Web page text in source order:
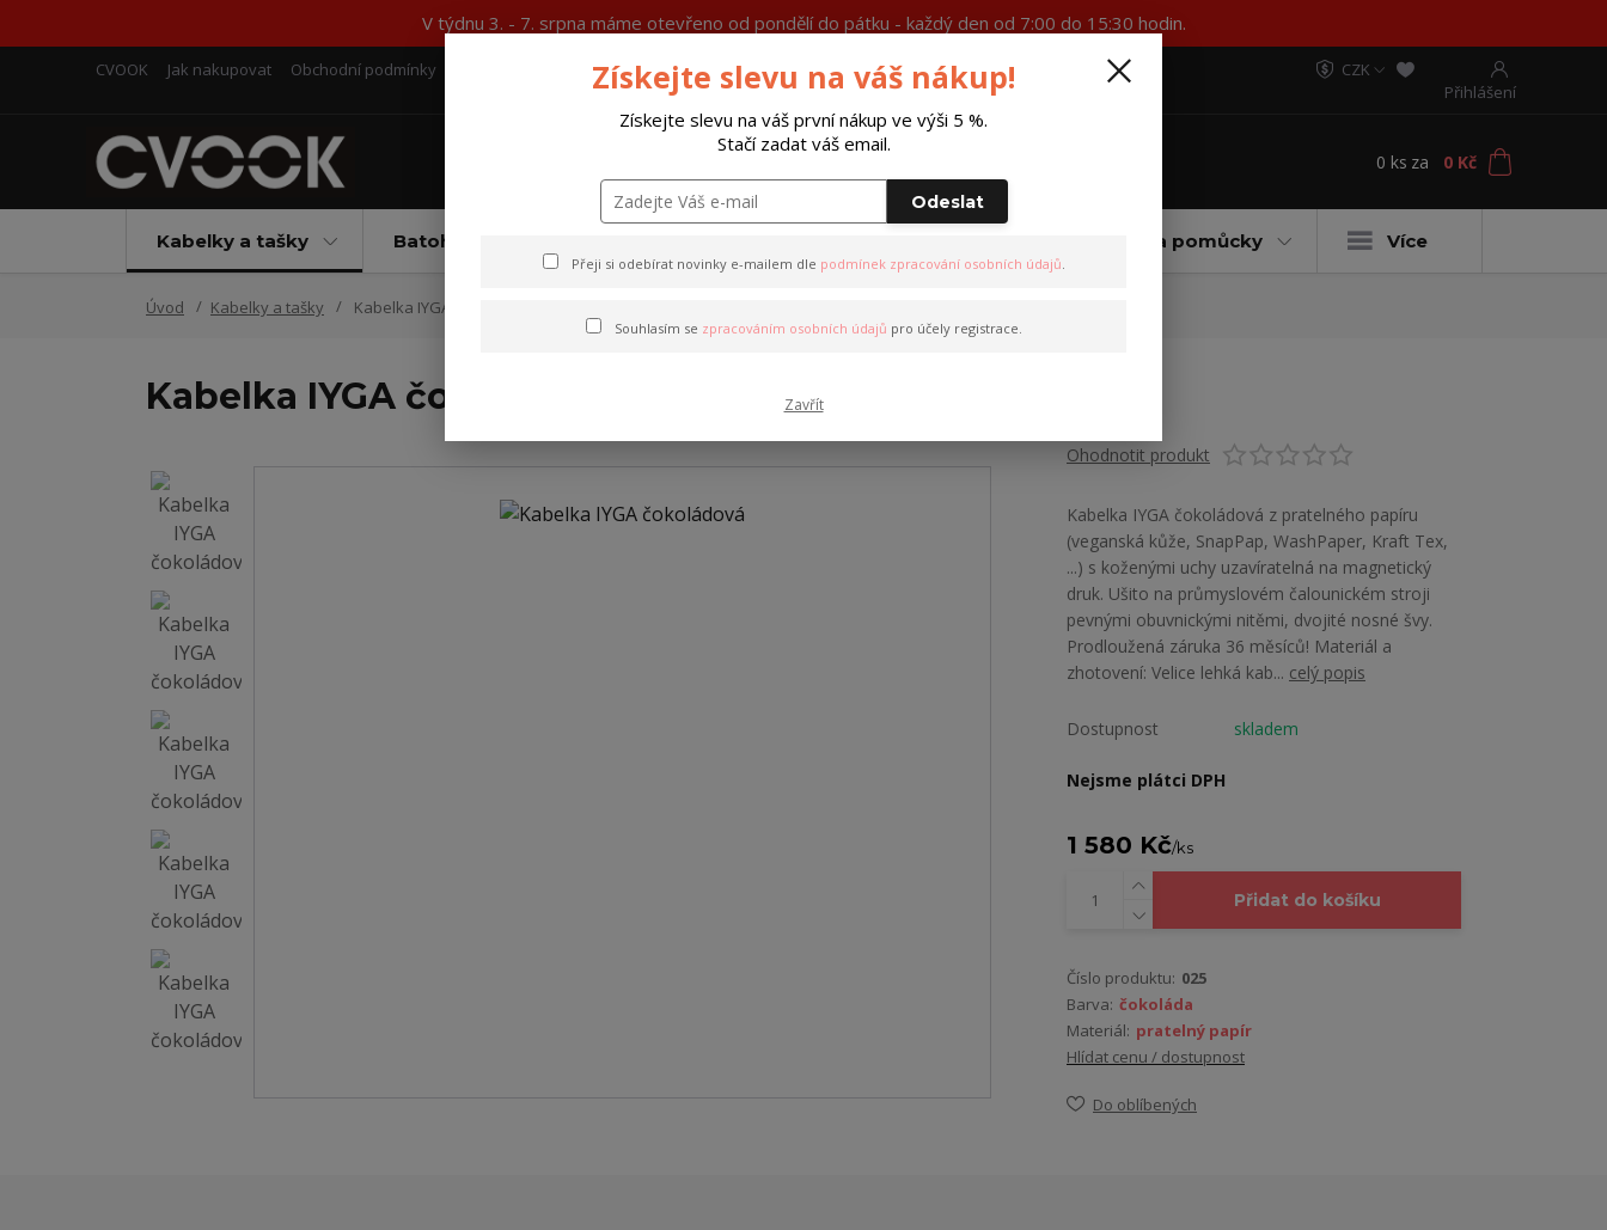
V týdnu 3. - 7. srpna máme otevřeno od pondělí do pátku - každý den od 7:00 do 15:30 hodin.
CVOOK Jak nakupovat Obchodní podmínky Ochrana soukromí Více
CZK
Přihlášení
0 ks za 0 Kč
Kabelky a tašky Batohy Materiály a pomůcky Více
Úvod Kabelky a tašky Kabelka IYGA čokoládová
Kabelka IYGA čokoládová
Ohodnotit produkt
Kabelka IYGA čokoládová z pratelného papíru
(veganská kůže, SnapPap, WashPaper, Kraft Tex,
...) s koženými uchy uzavíratelná na magnetický
druk. Ušito na průmyslovém čalounickém stroji
pevnými obuvnickými nitěmi, dvojité nosné švy.
Prodloužená záruka 36 měsíců! Materiál a
zhotovení: Velice lehká kab... celý popis
Dostupnost skladem
Nejsme plátci DPH
1 580 Kč/ks
Přidat do košíku
Číslo produktu: 025
Barva: čokoláda
Materiál: pratelný papír
Hlídat cenu / dostupnost
Do oblíbených
Získejte slevu na váš nákup!
Získejte slevu na váš první nákup ve výši 5 %.
Stačí zadat váš email.
Odeslat
Přeji si odebírat novinky e-mailem dle podmínek zpracování osobních údajů.
Souhlasím se zpracováním osobních údajů pro účely registrace.
Zavřít